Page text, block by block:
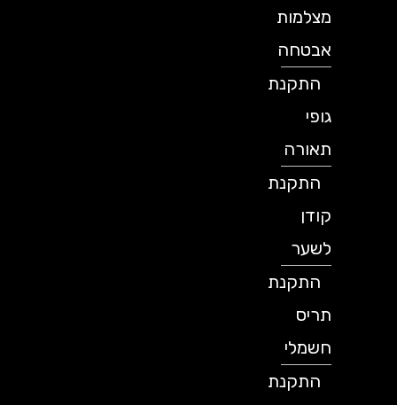
מצלמות
אבטחה
התקנת
תאורה
התקנת
לשער
התקנת
תריס
חשמלי
התקנת